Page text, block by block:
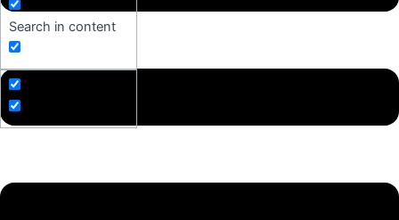
Search in content